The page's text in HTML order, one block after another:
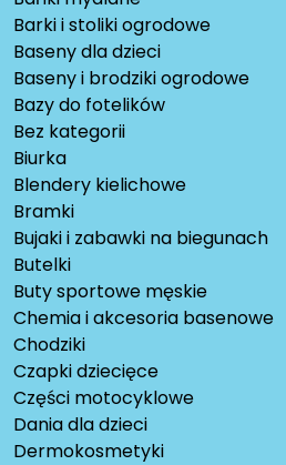
Barki i stoliki ogrodowe
Baseny dla dzieci
Baseny i brodziki ogrodowe
Bazy do fotelików
Bez kategorii
Biurka
Blendery kielichowe
Bramki
Bujaki i zabawki na biegunach
Butelki
Buty sportowe męskie
Chemia i akcesoria basenowe
Chodziki
Czapki dziecięce
Części motocyklowe
Dania dla dzieci
Dermokosmetyki